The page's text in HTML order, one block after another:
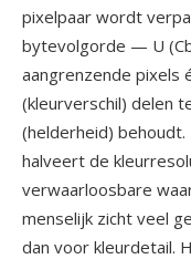
pixelpaar wordt
bytevolgorde — U
aangrenzende pixels
(kleurverschil) delen
(helderheid)
halveert de
verwaarloosbare
menselijk zicht veel
dan voor kleurdetail.